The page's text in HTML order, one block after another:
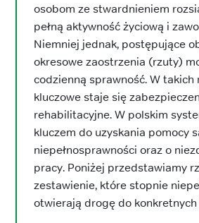
osobom ze stwardnieniem
pełną aktywność życiową i
Niemniej jednak, postępujące
okresowe zaostrzenia (rzuty)
codzienną sprawność. W takich
kluczowe staje się
rehabilitacyjne. W polskim
kluczem do uzyskania pomocy
niepełnosprawności oraz o
pracy. Poniżej przedstawiamy
zestawienie, które stopnie
otwierają drogę do